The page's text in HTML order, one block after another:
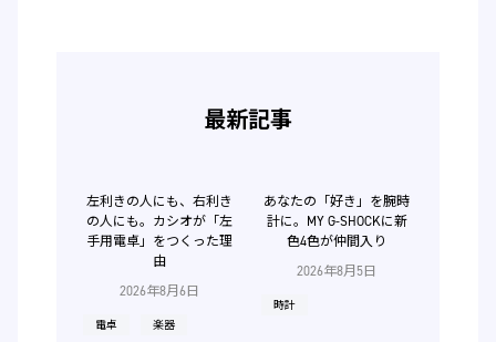
最新記事
2026年8月6日
電卓 楽器
左利きの人にも、右利き
の人にも。カシオが「左
手用電卓」をつくった理
由
2026年8月5日
時計
あなたの「好き」を腕時
計に。MY G-SHOCKに新
色4色が仲間入り